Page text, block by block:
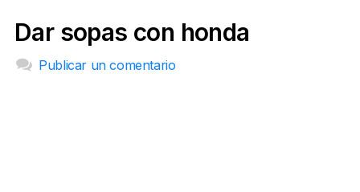
Dar sopas con honda
Publicar un comentario